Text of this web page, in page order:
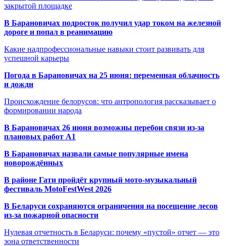
закрытой площадке
В Барановичах подросток получил удар током на железной
дороге и попал в реанимацию
Какие надпрофессиональные навыки стоит развивать для
успешной карьеры
Погода в Барановичах на 25 июня: переменная облачность
и дожди
Происхождение белорусов: что антропология рассказывает о
формировании народа
В Барановичах 26 июня возможны перебои связи из-за
плановых работ A1
В Барановичах назвали самые популярные имена
новорождённых
В районе Гати пройдёт крупный мото-музыкальный
фестиваль MotoFestWest 2026
В Беларуси сохраняются ограничения на посещение лесов
из-за пожарной опасности
Нулевая отчетность в Беларуси: почему «пустой» отчет — это
зона ответственности